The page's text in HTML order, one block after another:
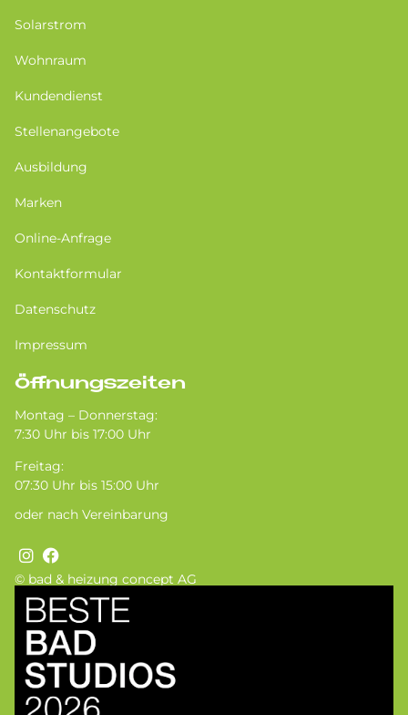
© bad & heizung concept AG
Solarstrom
Wohnraum
Kundendienst
Stellenangebote
Ausbildung
Marken
Online-Anfrage
Kontaktformular
Datenschutz
Impressum
Öffnungszeiten
Montag – Donnerstag:
7:30 Uhr bis 17:00 Uhr
Freitag:
07:30 Uhr bis 15:00 Uhr
oder nach Vereinbarung